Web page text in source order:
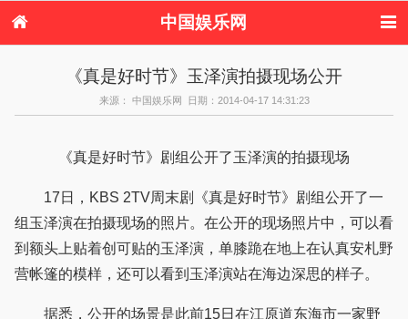
中国娱乐网
港台娱乐
日本娱乐 韩国娱乐
欧美娱乐
音乐新闻 影视新闻
内地明星八卦
八卦
《真是好时节》玉泽演拍摄现场公开
来源： 中国娱乐网 日期：2014-04-17 14:31:23
《真是好时节》剧组公开了玉泽演的拍摄现场
17日，KBS 2TV周末剧《真是好时节》剧组公开了一
组玉泽演在拍摄现场的照片。在公开的现场照片中，可以看
到额头上贴着创可贴的玉泽演，单膝跪在地上在认真安札野
营帐篷的模样，还可以看到玉泽演站在海边深思的样子。
据悉，公开的场景是此前15日在江原道东海市一家野